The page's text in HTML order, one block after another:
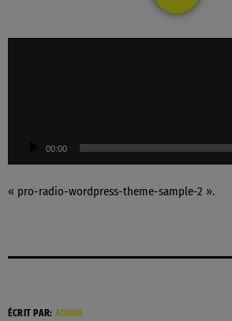
u
00:00
« pro-radio-wordpress-theme-sample-2 ».
ÉCRIT PAR: ADMIN